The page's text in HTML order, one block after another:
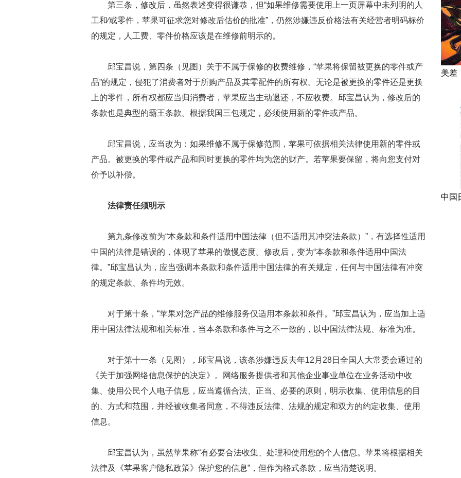
第三条，修改后，虽然表述变得很谦恭，但“如果维修需要使用上一页屏幕中未列明的人
工和∕或零件，苹果可征求您对修改后估价的批准”，仍然涉嫌违反价格法有关经营者明码标价
的规定，人工费、零件价格应该是在维修前明示的。
邱宝昌说，第四条（见图）关于不属于保修的收费维修，“苹果将保留被更换的零件或产
品”的规定，侵犯了消费者对于所购产品及其零配件的所有权。无论是被更换的零件还是更换
上的零件，所有权都应当归消费者，苹果应当主动退还，不应收费。邱宝昌认为，修改后的
条款也是典型的霸王条款。根据我国三包规定，必须使用新的零件或产品。
邱宝昌说，应当改为：如果维修不属于保修范围，苹果可依据相关法律使用新的零件或
产品。被更换的零件或产品和同时更换的零件均为您的财产。若苹果要保留，将向您支付对
价予以补偿。
法律责任须明示
第九条修改前为“本条款和条件适用中国法律（但不适用其冲突法条款）”，有选择性适用
中国的法律是错误的，体现了苹果的傲慢态度。修改后，变为“本条款和条件适用中国法
律。”邱宝昌认为，应当强调本条款和条件适用中国法律的有关规定，任何与中国法律有冲突
的规定条款、条件均无效。
对于第十条，“苹果对您产品的维修服务仅适用本条款和条件。”邱宝昌认为，应当加上适
用中国法律法规和相关标准，当本条款和条件与之不一致的，以中国法律法规、标准为准。
对于第十一条（见图），邱宝昌说，该条涉嫌违反去年12月28日全国人大常委会通过的
《关于加强网络信息保护的决定》。网络服务提供者和其他企业事业单位在业务活动中收
集、使用公民个人电子信息，应当遵循合法、正当、必要的原则，明示收集、使用信息的目
的、方式和范围，并经被收集者同意，不得违反法律、法规的规定和双方的约定收集、使用
信息。
邱宝昌认为，虽然苹果称“有必要合法收集、处理和使用您的个人信息。苹果将根据相关
法律及《苹果客户隐私政策》保护您的信息”，但作为格式条款，应当清楚说明。
美差
中国